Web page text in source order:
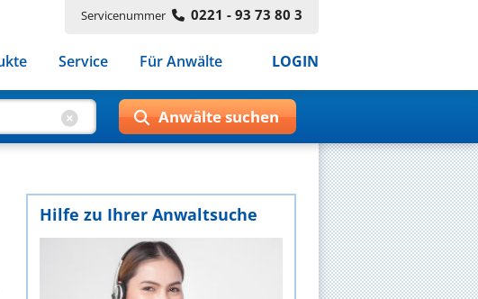
Servicenummer 0221 - 93 73 80 3
Service Für Anwälte LOGIN
Hilfe zu Ihrer Anwaltsuche